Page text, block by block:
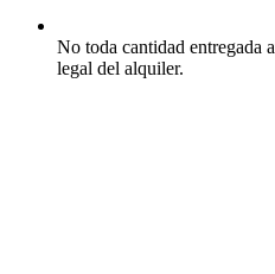
No toda cantidad entregada
legal del alquiler.